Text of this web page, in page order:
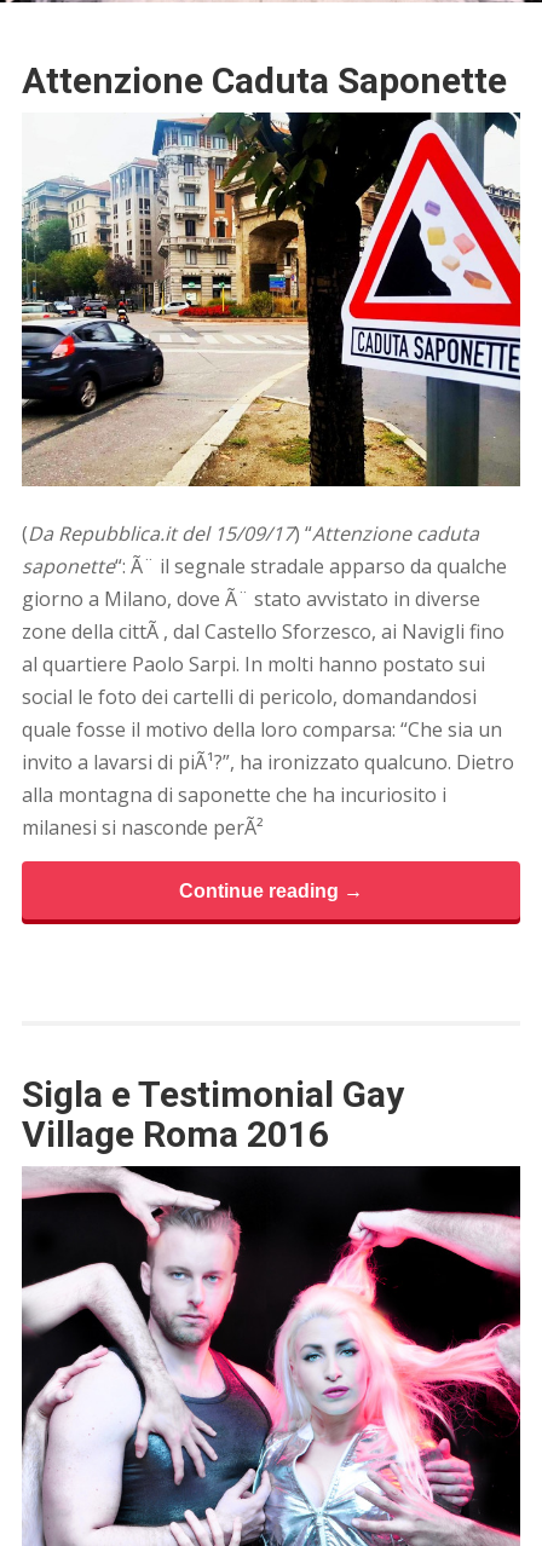
Attenzione Caduta Saponette
(Da Repubblica.it del 15/09/17) “Attenzione caduta
saponette“: Ã¨ il segnale stradale apparso da qualche
giorno a Milano, dove Ã¨ stato avvistato in diverse
zone della cittÃ , dal Castello Sforzesco, ai Navigli fino
al quartiere Paolo Sarpi. In molti hanno postato sui
social le foto dei cartelli di pericolo, domandandosi
quale fosse il motivo della loro comparsa: “Che sia un
invito a lavarsi di piÃ¹?”, ha ironizzato qualcuno. Dietro
alla montagna di saponette che ha incuriosito i
milanesi si nasconde perÃ²
Continue reading →
Sigla e Testimonial Gay
Village Roma 2016